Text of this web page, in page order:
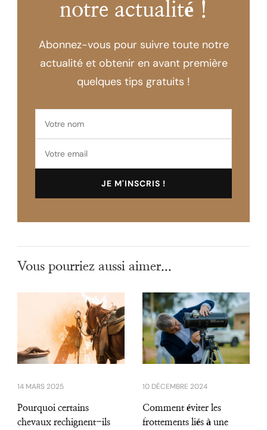
notre actualité !
Abonnez-vous pour suivre toute notre
actualité et obtenir en avant première
quelques tips gratuits !
Vous pourriez aussi aimer...
14 MARS 2025
Pourquoi certains
chevaux rechignent-ils
10 DÉCEMBRE 2024
Comment éviter les
frottements liés à une